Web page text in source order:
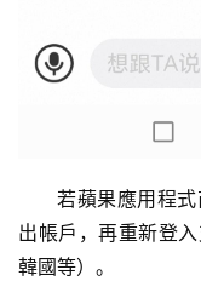
若蘋果應用程
出帳戶，再重新登
韓國等）。